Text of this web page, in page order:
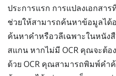
ประการแรก การแปลงเอกสา
ช่วยให้สามารถค้นหาข้อมูลได้
ค้นหาคำหรือวลีเฉพาะในหนัง
สแกน หากไม่มี OCR คุณจะต้อ
ด้วย OCR คุณสามารถพิมพ์ค